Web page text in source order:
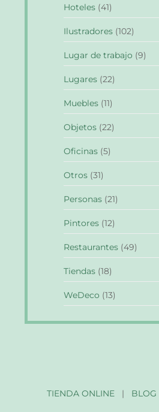
Hoteles (41)
Ilustradores (102)
Lugar de trabajo (9)
Lugares (22)
Muebles (11)
Objetos (22)
Oficinas (5)
Otros (31)
Personas (21)
Pintores (12)
Restaurantes (49)
Tiendas (18)
WeDeco (13)
TIENDA ONLINE| BLOG